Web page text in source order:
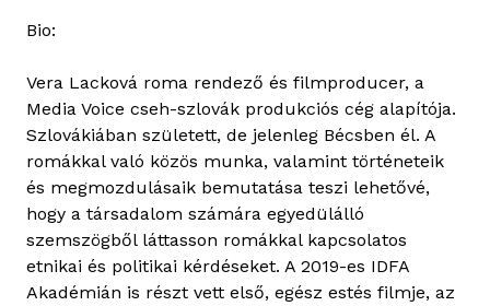
Bio:
Vera Lacková roma rendező és filmproducer, a
Media Voice cseh-szlovák produkciós cég alapítója.
Szlovákiában született, de jelenleg Bécsben él. A
romákkal való közös munka, valamint történeteik
és megmozdulásaik bemutatása teszi lehetővé,
hogy a társadalom számára egyedülálló
szemszögből láttasson romákkal kapcsolatos
etnikai és politikai kérdéseket. A 2019-es IDFA
Akadémián is részt vett első, egész estés filmje, az